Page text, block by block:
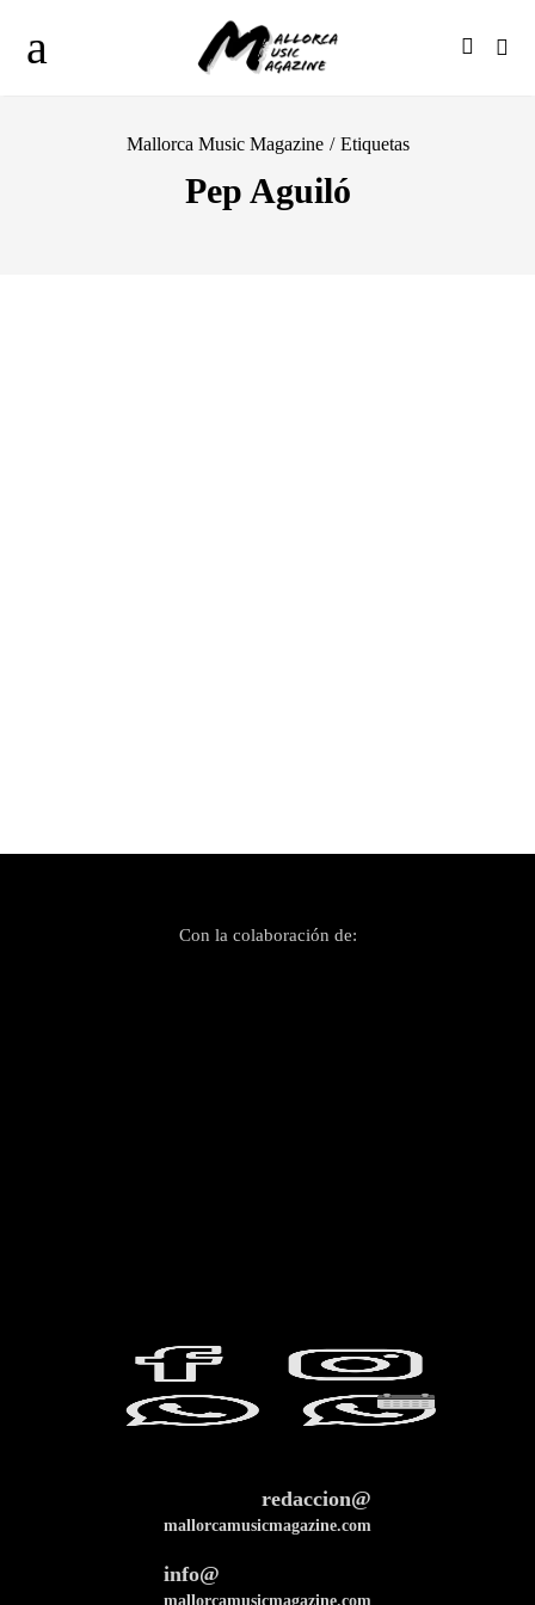
Mallorca Music Magazine / Etiquetas
Pep Aguiló
Con la colaboración de:
redaccion@
mallorcamusicmagazine.com
info@
mallorcamusicmagazine.com